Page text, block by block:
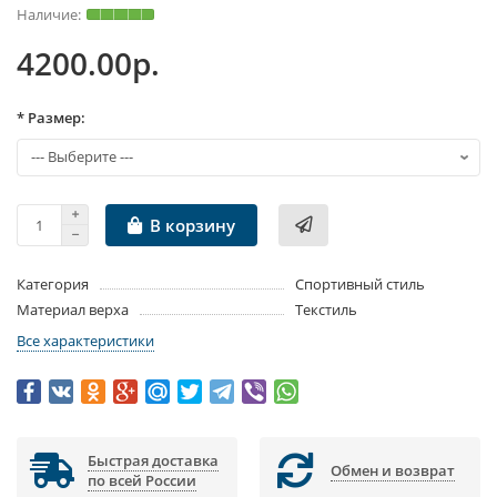
4200.00р.
* Размер:
В корзину
Категория
Спортивный стиль
Материал верха
Текстиль
Все характеристики
Быстрая доставка
по всей России
Обмен и возврат